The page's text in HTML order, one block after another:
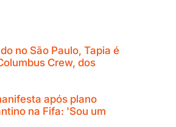
no São Paulo, Tapia é
Crew, dos
após plano
na Fifa: 'Sou um